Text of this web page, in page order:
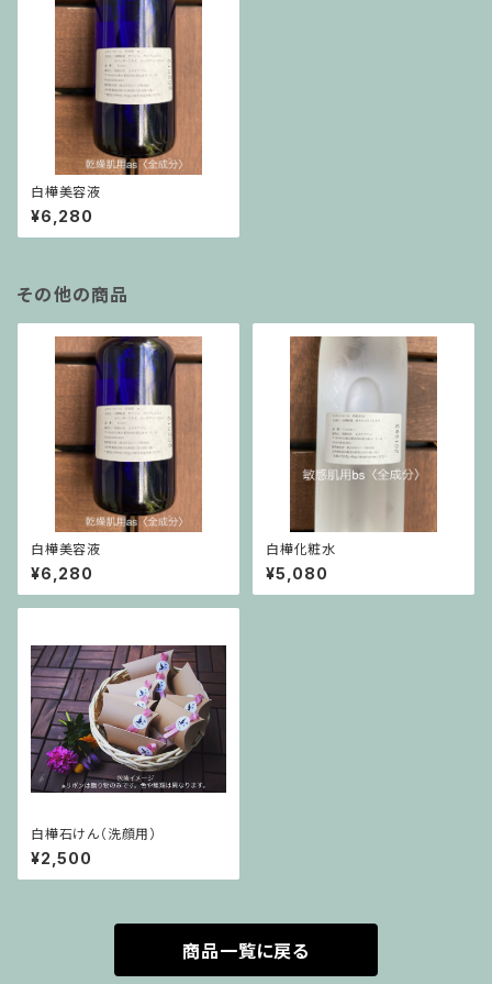
白樺美容液
¥6,280
その他の商品
白樺美容液
¥6,280
白樺化粧水
¥5,080
白樺石けん（洗顔用）
¥2,500
商品一覧に戻る